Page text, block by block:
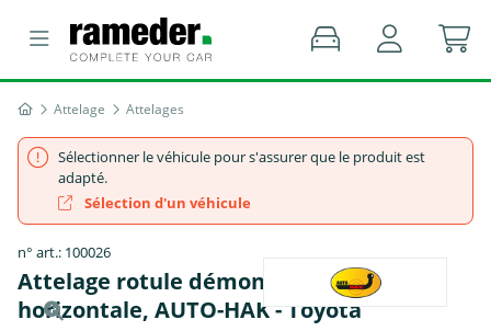
Attelage Attelages
Sélectionner le véhicule pour s'assurer que le produit est
adapté.
Sélection d'un véhicule
n° art.: 100026
Attelage rotule démontable sans outil
horizontale, AUTO-HAK - Toyota